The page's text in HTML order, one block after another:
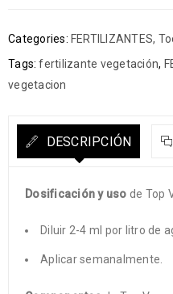
Categories: FERTILIZANTES,
Tags: fertilizante vegetación,
vegetacion
DESCRIPCIÓN
Dosificación y uso de Top
Diluir 2-4 ml por litro de
Aplicar semanalmente.